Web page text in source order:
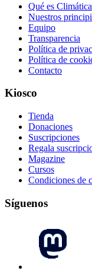
Qué es Climática
Nuestros
Equipo
Transparencia
Política de
Política de
Contacto
Kiosco
Tienda
Donaciones
Suscripciones
Regala
Magazine
Cursos
Condiciones de
Síguenos